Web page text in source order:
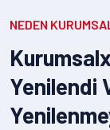
NEDEN
Yenilendi